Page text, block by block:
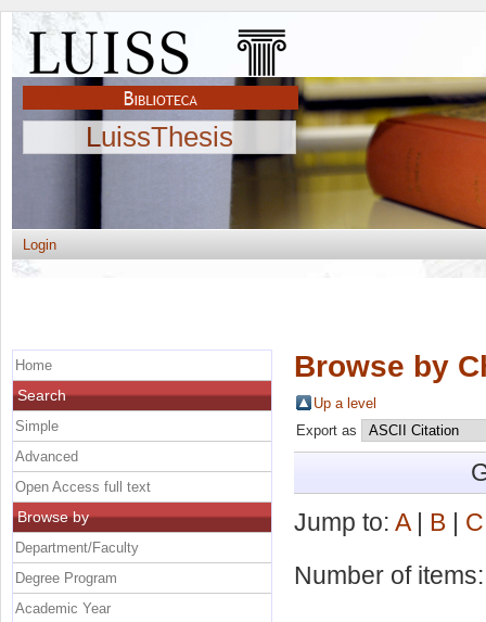
LuissThesis
Login
Browse by
Up a level
Export as
Jump to: A| B C
Number of
Home
Search
Simple
Advanced
Open Access full text
Browse by
Department/Faculty
Degree Program
Academic Year